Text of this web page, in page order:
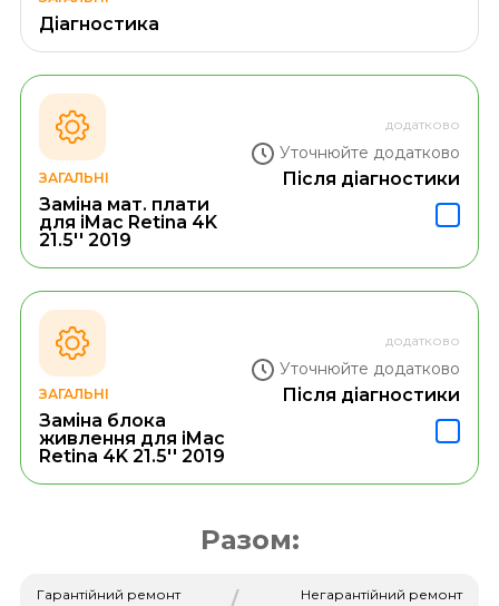
Діагностика
ЗАГАЛЬНІ
Заміна мат. плати
для iMac Retina 4K
21.5'' 2019
додатково
Уточнюйте додатково
Після діагностики
ЗАГАЛЬНІ
Заміна блока
живлення для iMac
Retina 4K 21.5'' 2019
додатково
Уточнюйте додатково
Після діагностики
Разом:
Гарантійний ремонт Негарантійний ремонт